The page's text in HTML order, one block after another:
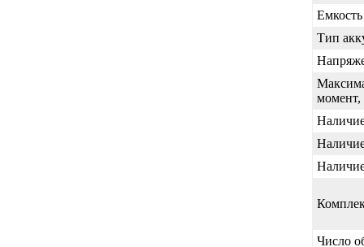
Тип
Число